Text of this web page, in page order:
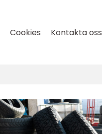
Cookies Kontakta oss